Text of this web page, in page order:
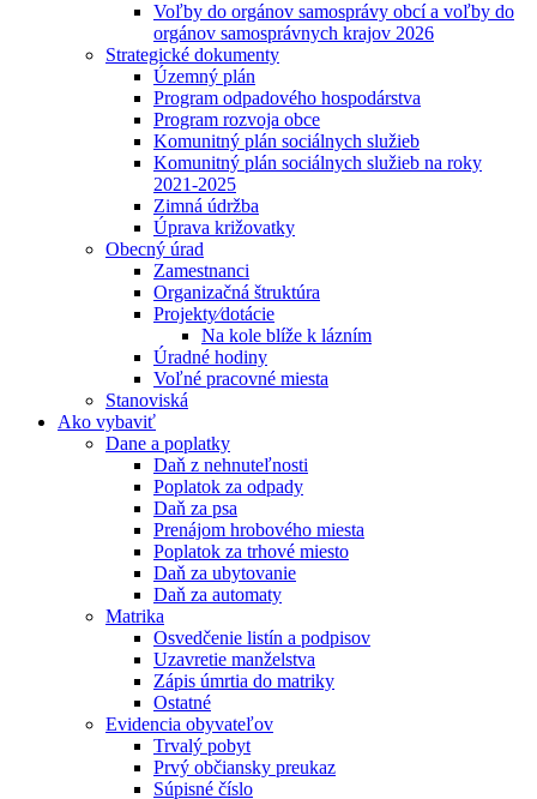
Voľby do orgánov samosprávy obcí a voľby do
orgánov samosprávnych krajov 2026
Strategické dokumenty
Územný plán
Program odpadového hospodárstva
Program rozvoja obce
Komunitný plán sociálnych služieb
Komunitný plán sociálnych služieb na roky
2021-2025
Zimná údržba
Úprava križovatky
Obecný úrad
Zamestnanci
Organizačná štruktúra
Projekty⁄dotácie
Na kole blíže k lázním
Úradné hodiny
Voľné pracovné miesta
Stanoviská
Ako vybaviť
Dane a poplatky
Daň z nehnuteľnosti
Poplatok za odpady
Daň za psa
Prenájom hrobového miesta
Poplatok za trhové miesto
Daň za ubytovanie
Daň za automaty
Matrika
Osvedčenie listín a podpisov
Uzavretie manželstva
Zápis úmrtia do matriky
Ostatné
Evidencia obyvateľov
Trvalý pobyt
Prvý občiansky preukaz
Súpisné číslo